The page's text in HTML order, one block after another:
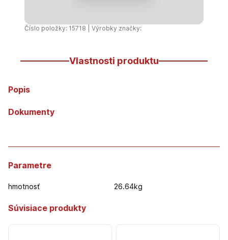
2x3m
Číslo položky: 15718 | Výrobky značky:
Vlastnosti produktu
Popis
Dokumenty
Parametre
hmotnosť 26.64kg
Súvisiace produkty